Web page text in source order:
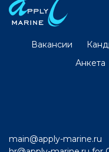
Вакансии
Анкета
main@apply-marine.ru